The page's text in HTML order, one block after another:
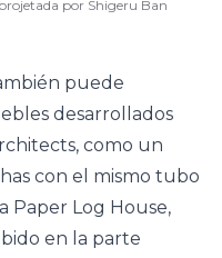
por Shigeru Ban
puede
desarrollados
como un
con el mismo tubo
Paper Log House,
en la parte